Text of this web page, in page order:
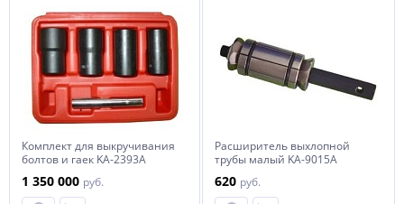
Комплект для выкручивания
болтов и гаек KA-2393A
1 350 000 руб.
Расширитель выхлопной
трубы малый KA-9015A
620 руб.